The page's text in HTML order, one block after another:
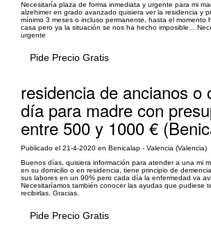
Necesitaría plaza de forma inmediata y urgente para mi
alzehimer en grado avanzado quisiera ver la residencia y
mínimo 3 meses o incluso permanente, hasta el momento
casa pero ya la situación se nos ha hecho imposible...
urgente
Pide Precio Gratis
residencia de ancianos o
día para madre con
entre 500 y 1000 €
Publicado el 21-4-2020 en Benicalap - Valencia (Valencia)
Buenos días, quisiera información para atender a una mi
en su domicilio o en residencia, tiene principio de
sus labores en un 90% pero cada día la enfermedad va
Necesitaríamos también conocer las ayudas que pudiese
recibirlas. Gracias.
Pide Precio Gratis